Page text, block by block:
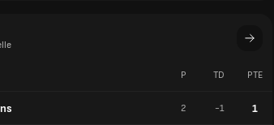
P TD PTE
2 -1 1